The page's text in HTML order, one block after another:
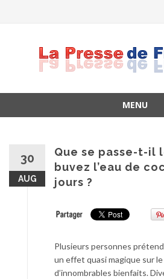
MENU
30
AUG
Que se passe-t-il
buvez l’eau de
jours ?
Plusieurs personnes
un effet quasi magique sur
d’innombrables bienfaits.